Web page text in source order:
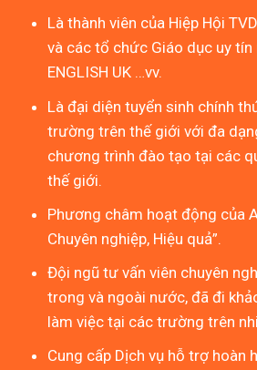
Là thành viên của Hiệp Hội
và các tổ chức Giáo dục uy tín
ENGLISH UK …vv.
Là đại diện tuyển sinh chính
trường trên thế giới với đa
chương trình đào tạo tại các
thế giới.
Phương châm hoạt động của
Chuyên nghiệp, Hiệu quả”.
Đội ngũ tư vấn viên chuyên
trong và ngoài nước, đã đi
làm việc tại các trường trên
Cung cấp Dịch vụ hỗ trợ hoàn